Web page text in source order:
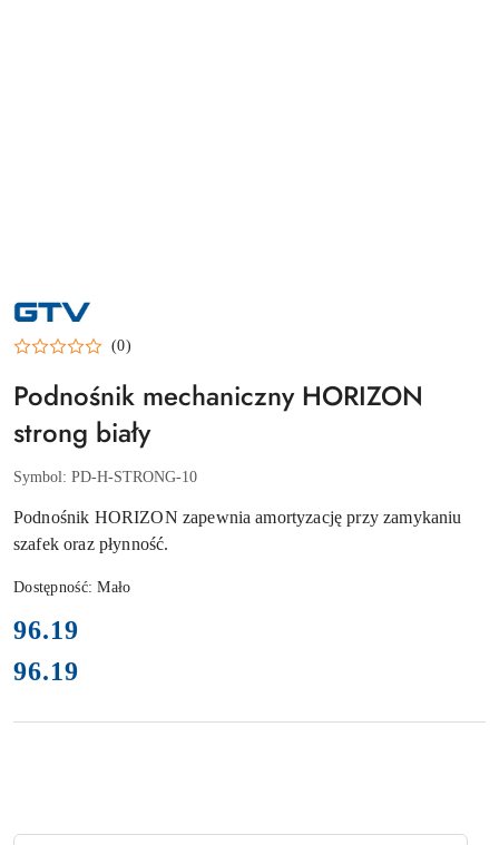
NAZWA
PRODUCENTA:
GTV
(0)
Podnośnik mechaniczny HORIZON
strong biały
Symbol: PD-H-STRONG-10
Podnośnik HORIZON zapewnia amortyzację przy zamykaniu
szafek oraz płynność.
Dostępność:Mało
cena:
96.19
Cena:
96.19